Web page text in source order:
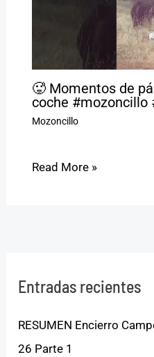
🥵 Momentos de
coche #mozoncillo
Mozoncillo
Read More »
Entradas recientes
RESUMEN Encierro
26 Parte 1